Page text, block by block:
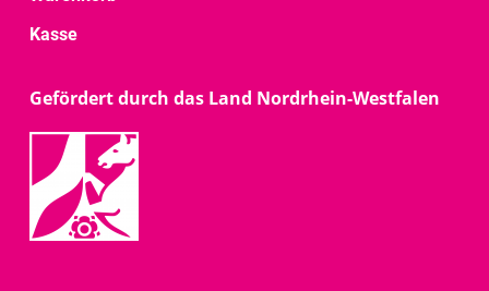
Kasse
Gefördert durch das Land Nordrhein-Westfalen